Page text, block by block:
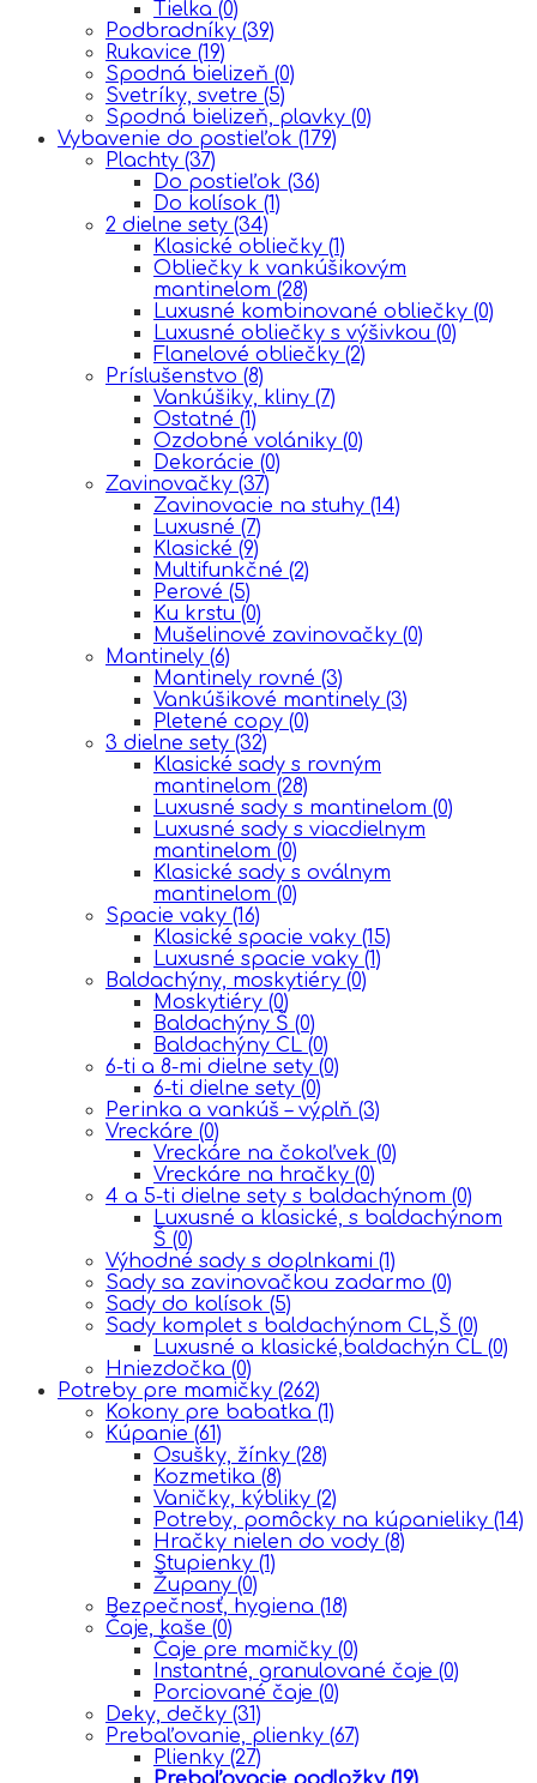
Tielka (0)
Podbradníky (39)
Rukavice (19)
Spodná bielizeň (0)
Svetríky, svetre (5)
Spodná bielizeň, plavky (0)
Vybavenie do postieľok (179)
Plachty (37)
Do postieľok (36)
Do kolísok (1)
2 dielne sety (34)
Klasické obliečky (1)
Obliečky k vankúšikovým
mantinelom (28)
Luxusné kombinované obliečky (0)
Luxusné obliečky s výšivkou (0)
Flanelové obliečky (2)
Príslušenstvo (8)
Vankúšiky, kliny (7)
Ostatné (1)
Ozdobné volániky (0)
Dekorácie (0)
Zavinovačky (37)
Zavinovacie na stuhy (14)
Luxusné (7)
Klasické (9)
Multifunkčné (2)
Perové (5)
Ku krstu (0)
Mušelinové zavinovačky (0)
Mantinely (6)
Mantinely rovné (3)
Vankúšikové mantinely (3)
Pletené copy (0)
3 dielne sety (32)
Klasické sady s rovným
mantinelom (28)
Luxusné sady s mantinelom (0)
Luxusné sady s viacdielnym
mantinelom (0)
Klasické sady s oválnym
mantinelom (0)
Spacie vaky (16)
Klasické spacie vaky (15)
Luxusné spacie vaky (1)
Baldachýny, moskytiéry (0)
Moskytiéry (0)
Baldachýny Š (0)
Baldachýny CL (0)
6-ti a 8-mi dielne sety (0)
6-ti dielne sety (0)
Perinka a vankúš – výplň (3)
Vreckáre (0)
Vreckáre na čokoľvek (0)
Vreckáre na hračky (0)
4 a 5-ti dielne sety s baldachýnom (0)
Luxusné a klasické, s baldachýnom
Š (0)
Výhodné sady s doplnkami (1)
Sady sa zavinovačkou zadarmo (0)
Sady do kolísok (5)
Sady komplet s baldachýnom CL,Š (0)
Luxusné a klasické,baldachýn CL (0)
Hniezdočka (0)
Potreby pre mamičky (262)
Kokony pre babatka (1)
Kúpanie (61)
Osušky, žínky (28)
Kozmetika (8)
Vaničky, kýbliky (2)
Potreby, pomôcky na kúpanieliky (14)
Hračky nielen do vody (8)
Stupienky (1)
Župany (0)
Bezpečnosť, hygiena (18)
Čaje, kaše (0)
Čaje pre mamičky (0)
Instantné, granulované čaje (0)
Porciované čaje (0)
Deky, dečky (31)
Prebaľovanie, plienky (67)
Plienky (27)